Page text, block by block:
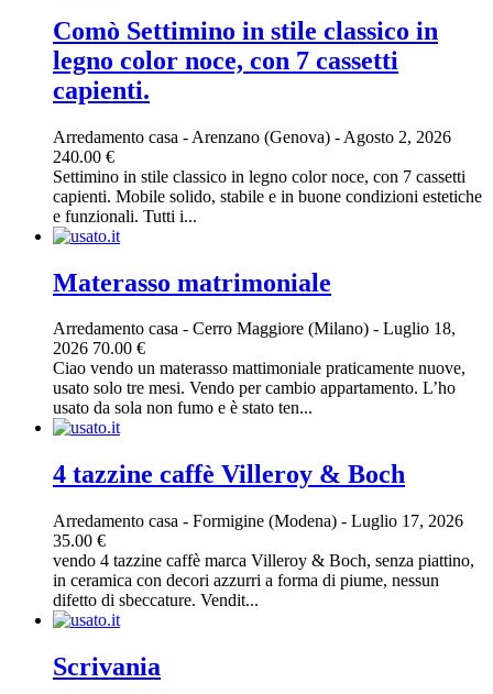
Comò Settimino in stile classico in
legno color noce, con 7 cassetti
capienti.
Arredamento casa - Arenzano (Genova) - Agosto 2, 2026
240.00 €
Settimino in stile classico in legno color noce, con 7 cassetti
capienti. Mobile solido, stabile e in buone condizioni estetiche
e funzionali. Tutti i...
Materasso matrimoniale
Arredamento casa - Cerro Maggiore (Milano) - Luglio 18,
2026 70.00 €
Ciao vendo un materasso mattimoniale praticamente nuove,
usato solo tre mesi. Vendo per cambio appartamento. L’ho
usato da sola non fumo e è stato ten...
4 tazzine caffè Villeroy & Boch
Arredamento casa - Formigine (Modena) - Luglio 17, 2026
35.00 €
vendo 4 tazzine caffè marca Villeroy & Boch, senza piattino,
in ceramica con decori azzurri a forma di piume, nessun
difetto di sbeccature. Vendit...
Scrivania